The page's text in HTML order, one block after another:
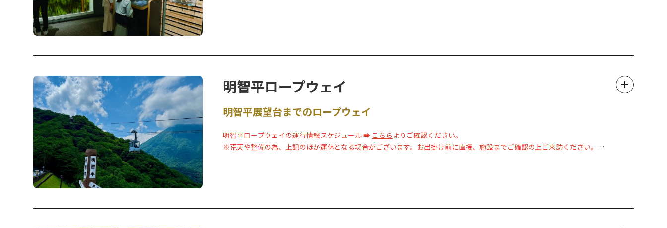
避暑地の始まりとなった「英国公使アーネストサトウ」と奥日光のかかわりを描いた映像などもお楽しみいただくことができます。
また、ガイドツアーや、セルフガイド機能が付いたe-bikeのレンタル、低公害バスの運行、英国大使館別荘記念公園の運営など、奥
日光をより楽しめる様々なコンテンツを提供しています。
明智平ロープウェイ
明智平展望台までのロープウェイ
明智平ロープウェイの運行情報スケジュール ➡ こちら よりご確認ください。
※荒天や整備の為、上記のほか運休となる場合がございます。お出掛け前に直接、施設までご確認の上ご来訪ください。
お問合せ 日光交通(株) TEL 0288-54-1154